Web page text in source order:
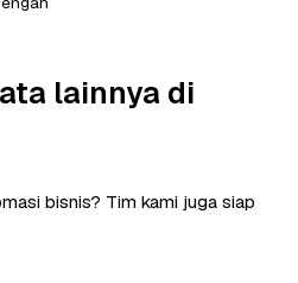
lainnya di
bisnis? Tim kami juga siap